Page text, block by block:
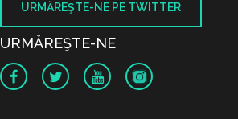
URMĂREŞTE-NE PE TWITTER
URMĂREŞTE-NE